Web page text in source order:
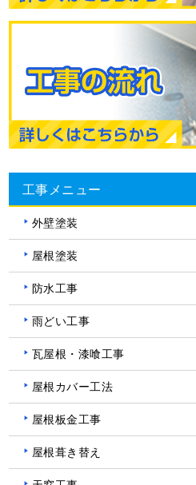
工事メニュー
外壁塗装
屋根塗装
防水工事
雨どい工事
瓦屋根・漆喰工事
屋根カバー工法
屋根板金工事
屋根葺き替え